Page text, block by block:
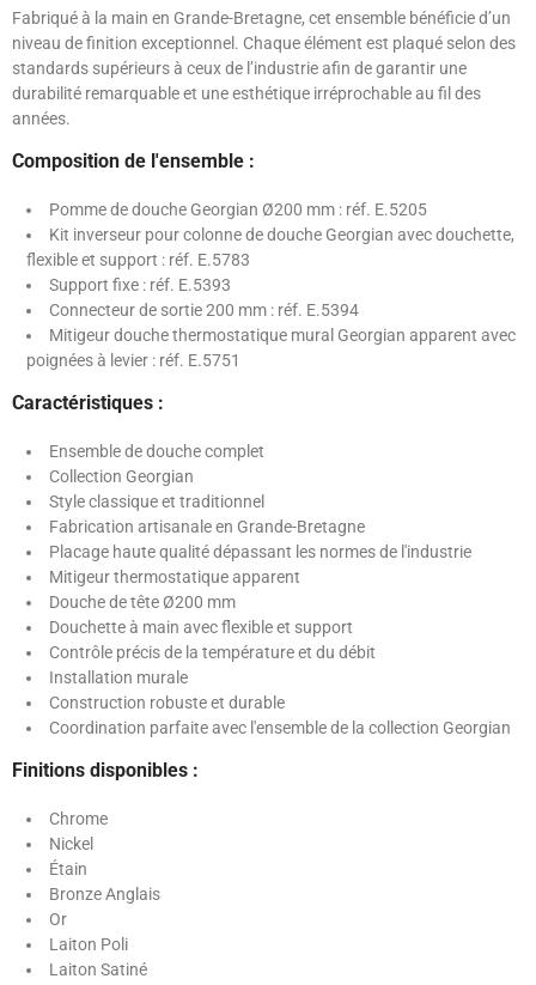
Fabriqué à la main en Grande-Bretagne, cet ensemble bénéficie d’un
niveau de finition exceptionnel. Chaque élément est plaqué selon des
standards supérieurs à ceux de l’industrie afin de garantir une
durabilité remarquable et une esthétique irréprochable au fil des
années.
Composition de l'ensemble :
Pomme de douche Georgian Ø200 mm : réf. E.5205
Kit inverseur pour colonne de douche Georgian avec douchette,
flexible et support : réf. E.5783
Support fixe : réf. E.5393
Connecteur de sortie 200 mm : réf. E.5394
Mitigeur douche thermostatique mural Georgian apparent avec
poignées à levier : réf. E.5751
Caractéristiques :
Ensemble de douche complet
Collection Georgian
Style classique et traditionnel
Fabrication artisanale en Grande-Bretagne
Placage haute qualité dépassant les normes de l'industrie
Mitigeur thermostatique apparent
Douche de tête Ø200 mm
Douchette à main avec flexible et support
Contrôle précis de la température et du débit
Installation murale
Construction robuste et durable
Coordination parfaite avec l'ensemble de la collection Georgian
Finitions disponibles :
Chrome
Nickel
Étain
Bronze Anglais
Or
Laiton Poli
Laiton Satiné